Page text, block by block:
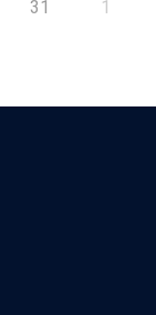
31 1